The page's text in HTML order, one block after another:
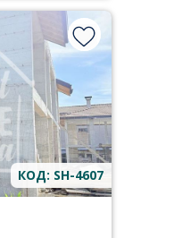
КОД: SH-4607